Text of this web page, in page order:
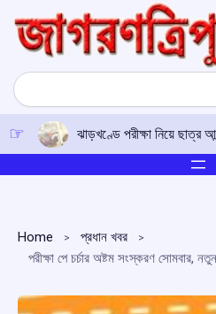
content
Search
ঝাড়খণ্ডে পরীক্ষা নিয়ে ছাত্র
Home
প্রধান খবর
পরীক্ষা পে চর্চার অষ্টম সংস্করণ সোমবার,